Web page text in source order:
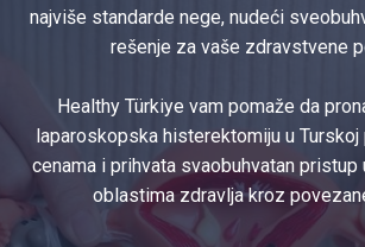
enajviše standarde nege, nudeći
rešenje za vaše zdravstvene
Healthy Türkiye vam pomaže da
laparoskopska histerektomiju u
cenama i prihvata svaobuhvatan pristup
oblastima zdravlja kroz